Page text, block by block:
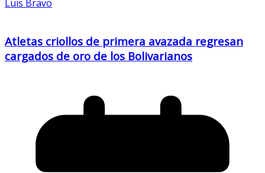
Luis Bravo
Atletas criollos de primera avazada regresan
cargados de oro de los Bolivarianos